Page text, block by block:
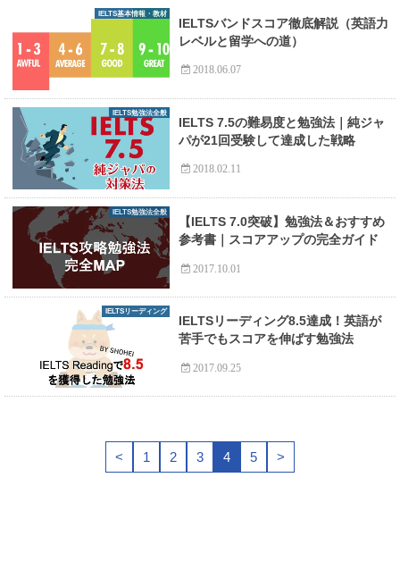
IELTS基本情報・教材
IELTSバンドスコア徹底解説（英語力
レベルと留学への道）
2018.06.07
IELTS勉強法全般
IELTS 7.5の難易度と勉強法｜純ジャ
パが21回受験して達成した戦略
2018.02.11
IELTS勉強法全般
【IELTS 7.0突破】勉強法＆おすすめ
参考書｜スコアアップの完全ガイド
2017.10.01
IELTSリーディング
IELTSリーディング8.5達成！英語が
苦手でもスコアを伸ばす勉強法
2017.09.25
< 1 2 3 4 5 >